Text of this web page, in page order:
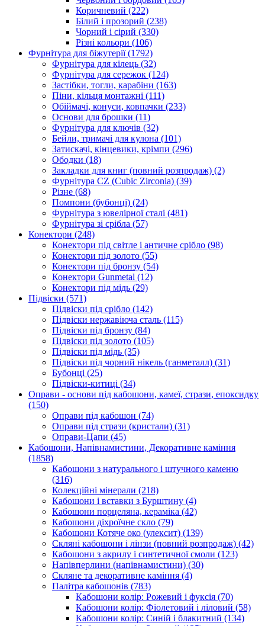
Коричневий (222)
Білий і прозорий (238)
Чорний і сірий (330)
Різні кольори (106)
Фурнітура для біжутерії(1792)
Фурнітура для кілець (32)
Фурнітура для сережок (124)
Застібки, тогли, карабіни (163)
Піни, кільця монтажні (111)
Обіймачі, конуси, ковпачки (233)
Основи для брошки (11)
Фурнітура для ключів (32)
Бейли, тримачі для кулона (101)
Затискачі, кінцевики, крімпи (296)
Ободки (18)
Закладки для книг (повний розпродаж) (2)
Фурнітура CZ (Cubic Zirconia) (39)
Різне (68)
Помпони (бубонці) (24)
Фурнітура з ювелірної сталі (481)
Фурнітура зі срібла (57)
Конектори (248)
Конектори під світле і античне срібло (98)
Конектори під золото (55)
Конектори під бронзу (54)
Конектори Gunmetal (12)
Конектори під мідь (29)
Підвіски (571)
Підвіски під срібло (142)
Підвіски нержавіюча сталь (115)
Підвіски під бронзу (84)
Підвіски під золото (105)
Підвіски під мідь (35)
Підвіски під чорний нікель (ганметалл) (31)
Бубонці (25)
Підвіски-китиці (34)
Оправи - основи під кабошони, камеї, стрази, епоксидку
(150)
Оправи під кабошон (74)
Оправи під стрази (кристали) (31)
Оправи-Цапи (45)
Кабошони, Напівнамистини, Декоративне каміння
(1858)
Кабошони з натурального і штучного каменю
(316)
Колекційні мінерали (218)
Кабошони і вставки з Бурштину (4)
Кабошони порцеляна, кераміка (42)
Кабошони діхроїчне скло (79)
Кабошони Котяче око (улексит) (139)
Скляні кабошони і лінзи (повний розпродаж) (42)
Кабошони з акрилу і синтетичної смоли (123)
Напівперлини (напівнамистини) (30)
Скляне та декоративне каміння (4)
Палітра кабошонів (783)
Кабошони колір: Рожевий і фуксія (70)
Кабошони колір: Фіолетовий і ліловий (58)
Кабошони колір: Синій і блакитний (134)